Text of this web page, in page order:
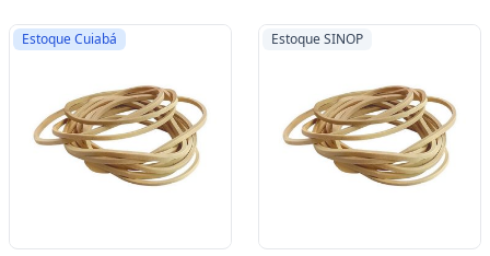
Estoque Cuiabá Estoque SINOP